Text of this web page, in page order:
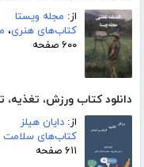
از: مجله ویستا
کتاب‌های هنری،
۶۰۰ صفحه
دانلود کتاب ورزش، تغذیه،
از: دایان هیلز
کتاب‌های سلامت
۶۱۱ صفحه